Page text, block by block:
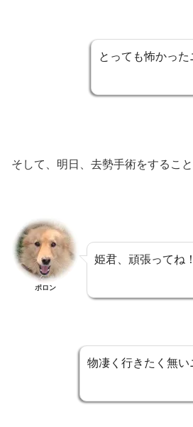
とっても怖かった
そして、明日、去勢手術をすること
ポロン
姫君、頑張ってね
物凄く行きたく無い